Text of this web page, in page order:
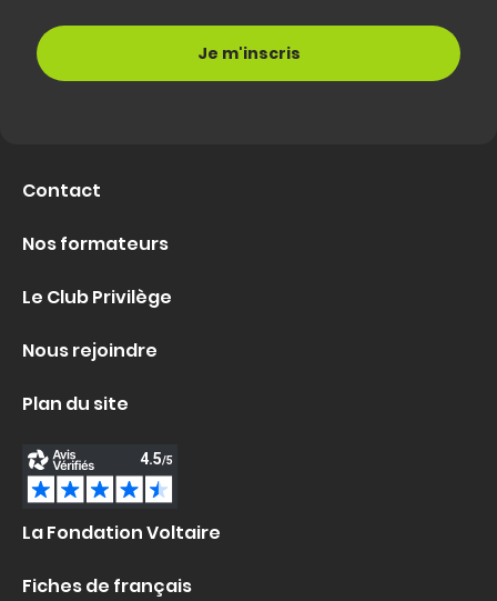
Contact
Nos formateurs
Le Club Privilège
Nous rejoindre
Plan du site
La Fondation Voltaire
Fiches de français